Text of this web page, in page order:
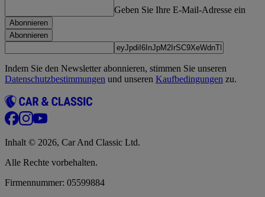
Geben Sie Ihre E-Mail-Adresse ein
Abonnieren
Abonnieren
Indem Sie den Newsletter abonnieren, stimmen Sie unseren
Datenschutzbestimmungen und unseren Kaufbedingungen zu.
Inhalt © 2026, Car And Classic Ltd.
Alle Rechte vorbehalten.
Firmennummer: 05599884